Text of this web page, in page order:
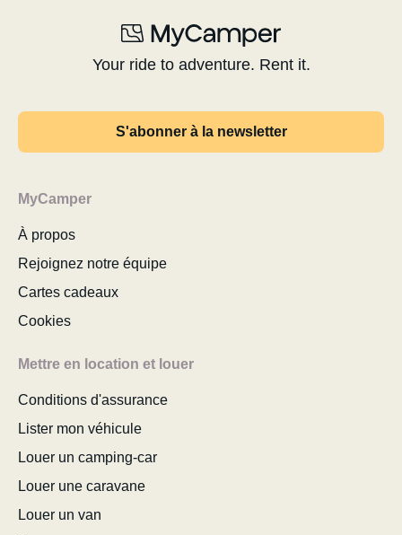
Your ride to adventure. Rent it.
S'abonner à la newsletter
MyCamper
À propos
Rejoignez notre équipe
Cartes cadeaux
Cookies
Mettre en location et louer
Conditions d'assurance
Lister mon véhicule
Louer un camping-car
Louer une caravane
Louer un van